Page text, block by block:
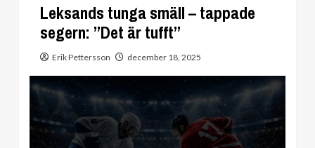
Leksands tunga smäll – tappade
segern: ”Det är tufft”
Erik Pettersson december 18, 2025